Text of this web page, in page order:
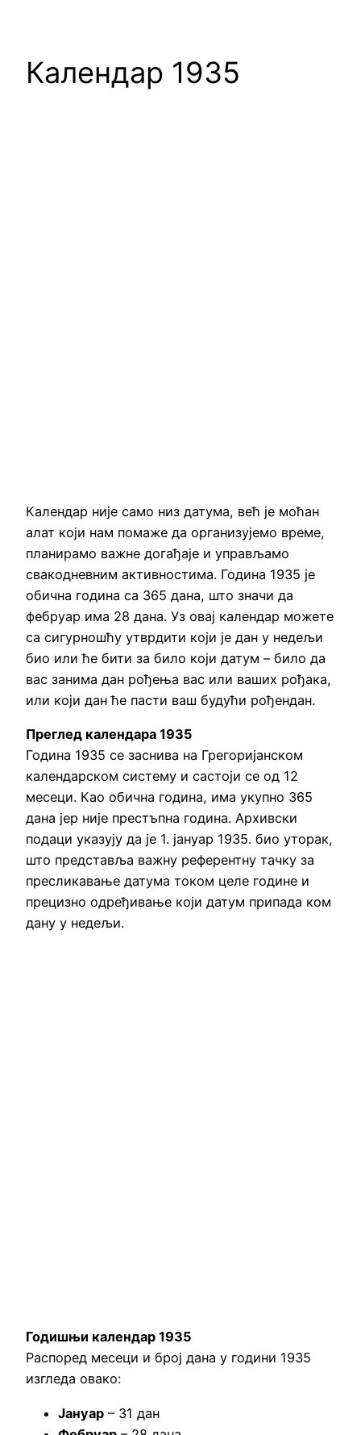
Календар 1935
Календар није само низ датума, већ је моћан
алат који нам помаже да организујемо време,
планирамо важне догађаје и управљамо
свакодневним активностима. Година 1935 је
обична година са 365 дана, што значи да
фебруар има 28 дана. Уз овај календар можете
са сигурношћу утврдити који је дан у недељи
био или ће бити за било који датум – било да
вас занима дан рођења вас или ваших рођака,
или који дан ће пасти ваш будући рођендан.
Преглед календара 1935
Година 1935 се заснива на Грегоријанском
календарском систему и састоји се од 12
месеци. Као обична година, има укупно 365
дана јер није престъпна година. Архивски
подаци указују да је 1. јануар 1935. био уторак,
што представља важну референтну тачку за
пресликавање датума током целе године и
прецизно одређивање који датум припада ком
дану у недељи.
Годишњи календар 1935
Распоред месеци и број дана у години 1935
изгледа овако:
Јануар – 31 дан